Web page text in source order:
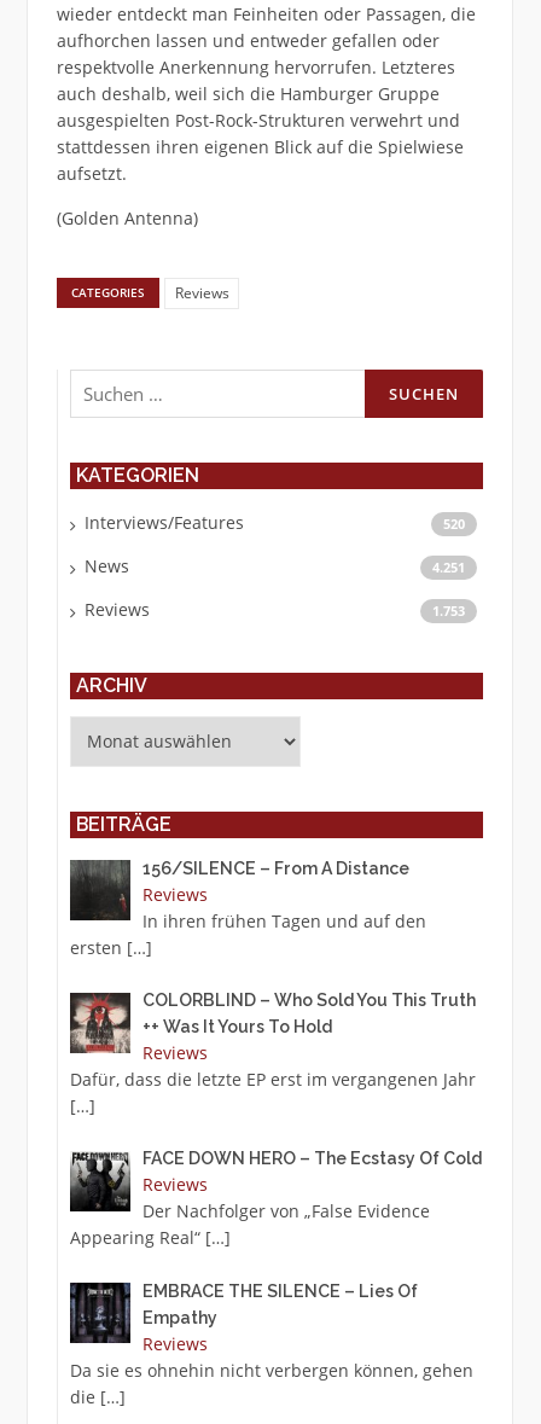
wieder entdeckt man Feinheiten oder Passagen, die
aufhorchen lassen und entweder gefallen oder
respektvolle Anerkennung hervorrufen. Letzteres
auch deshalb, weil sich die Hamburger Gruppe
ausgespielten Post-Rock-Strukturen verwehrt und
stattdessen ihren eigenen Blick auf die Spielwiese
aufsetzt.
(Golden Antenna)
CATEGORIES Reviews
Suchen
nach:
KATEGORIEN
Interviews/Features 520
News 4.251
Reviews 1.753
ARCHIV
BEITRÄGE
156/SILENCE – From A Distance
Reviews
In ihren frühen Tagen und auf den
ersten […]
COLORBLIND – Who Sold You This Truth
++ Was It Yours To Hold
Reviews
Dafür, dass die letzte EP erst im vergangenen Jahr
[…]
FACE DOWN HERO – The Ecstasy Of Cold
Reviews
Der Nachfolger von „False Evidence
Appearing Real“ […]
EMBRACE THE SILENCE – Lies Of
Empathy
Reviews
Da sie es ohnehin nicht verbergen können, gehen
die […]